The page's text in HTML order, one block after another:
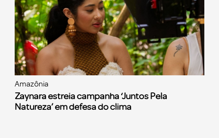
Amazônia
Zaynara estreia campanha ‘Juntos Pela
Natureza’ em defesa do clima